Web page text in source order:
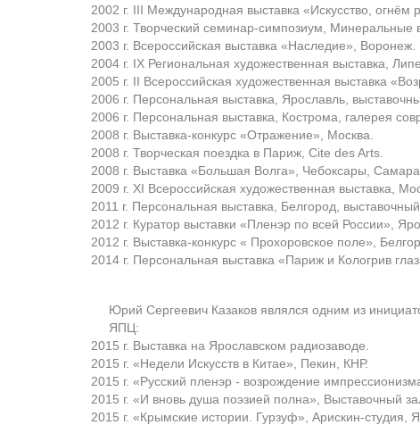
2002 г. III Международная выставка «Искусство, огнём
2003 г. Творческий семинар-симпозиум,
2003 г. Всероссийская выставка «Наследие», Воронеж.
2004 г. IX Региональная художественная выставка,
2005 г. II Всероссийская художественная выставка
2006 г. Персональная выставка, Ярославль,
2006 г. Персональная выставка, Кострома, галерея
2008 г. Выставка-конкурс «Отражение», Москва.
2008 г. Творческая поездка в Париж, Cite des Arts.
2008 г. Выставка «Большая Волга», Чебоксары, Самара.
2009 г. XI Всероссийская художественная выставка,
2011 г. Персональная выставка, Белгород,
2012 г. Куратор выставки «Пленэр по всей России»,
2012 г. Выставка-конкурс « Прохоровское поле»,
2014 г. Персональная выставка «Париж и Кологрив
Юрий Сергеевич Казаков являлся одним из
ЯПЦ:
2015 г. Выставка на Ярославском радиозаводе.
2015 г. «Недели Искусств в Китае», Пекин, КНР.
2015 г. «Русский пленэр - возрождение
2015 г. «И вновь душа поэзией полна», Выставочный
2015 г. «Крымские истории. Гурзуф», Арискин-студия,